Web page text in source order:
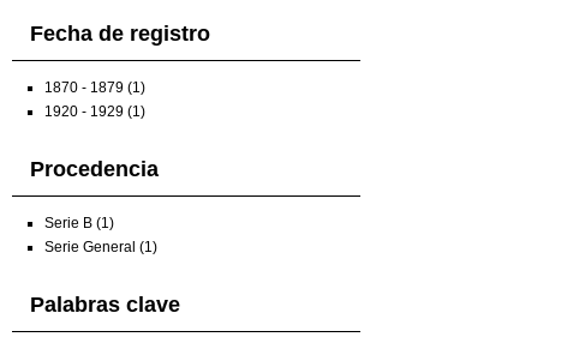
Fecha de registro
1870 - 1879 (1)
1920 - 1929 (1)
Procedencia
Serie B (1)
Serie General (1)
Palabras clave